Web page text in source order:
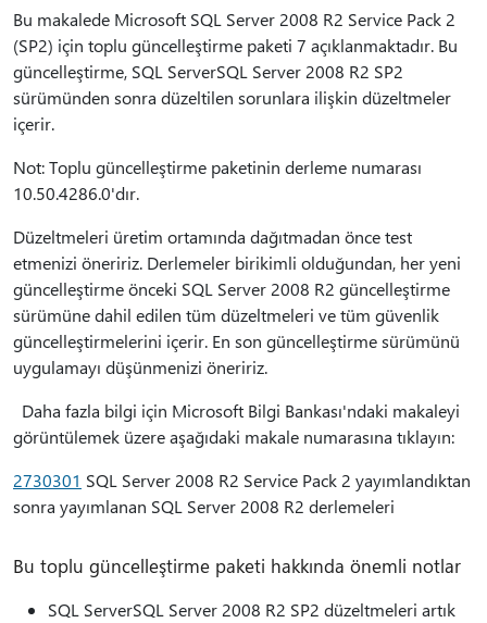
Bu makalede Microsoft SQL Server 2008 R2 Service Pack 2
(SP2) için toplu güncelleştirme paketi 7 açıklanmaktadır. Bu
güncelleştirme, SQL ServerSQL Server 2008 R2 SP2
sürümünden sonra düzeltilen sorunlara ilişkin düzeltmeler
içerir.
Not: Toplu güncelleştirme paketinin derleme numarası
10.50.4286.0'dır.
Düzeltmeleri üretim ortamında dağıtmadan önce test
etmenizi öneririz. Derlemeler birikimli olduğundan, her yeni
güncelleştirme önceki SQL Server 2008 R2 güncelleştirme
sürümüne dahil edilen tüm düzeltmeleri ve tüm güvenlik
güncelleştirmelerini içerir. En son güncelleştirme sürümünü
uygulamayı düşünmenizi öneririz.
Daha fazla bilgi için Microsoft Bilgi Bankası'ndaki makaleyi
görüntülemek üzere aşağıdaki makale numarasına tıklayın:
2730301 SQL Server 2008 R2 Service Pack 2 yayımlandıktan
sonra yayımlanan SQL Server 2008 R2 derlemeleri
Bu toplu güncelleştirme paketi hakkında önemli notlar
SQL ServerSQL Server 2008 R2 SP2 düzeltmeleri artık